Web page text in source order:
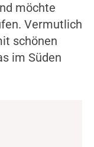
möchte
Vermutlich
schönen
im Süden